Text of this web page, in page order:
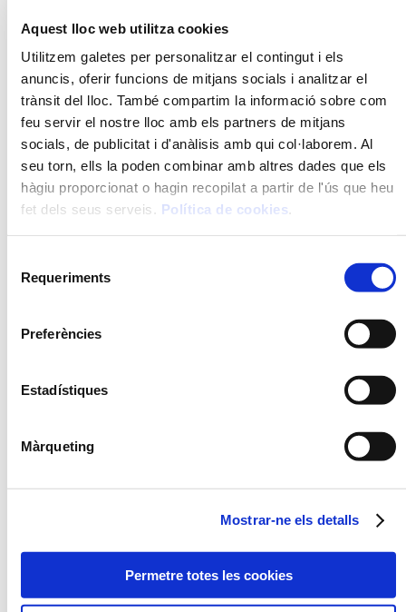
Aquest lloc web utilitza cookies
Utilitzem galetes per personalitzar el contingut i els
anuncis, oferir funcions de mitjans socials i analitzar el
trànsit del lloc. També compartim la informació sobre com
feu servir el nostre lloc amb els partners de mitjans
socials, de publicitat i d'anàlisis amb qui col·laborem. Al
seu torn, ells la poden combinar amb altres dades que els
hàgiu proporcionat o hagin recopilat a partir de l'ús que heu
fet dels seus serveis. Política de cookies.
Requeriments
Preferències
Estadístiques
Màrqueting
Mostrar-ne els detalls
Permetre totes les cookies
FORMATS
AL·LÈRGENS
Sulfits